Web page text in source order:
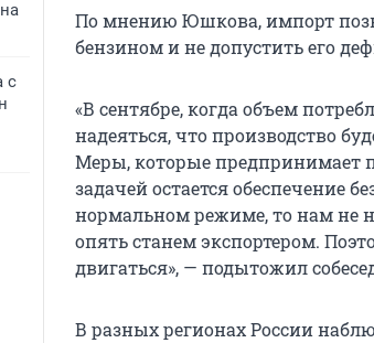
с
По мнению Юшкова, импорт
бензином и не допустить его
«В сентябре, когда объем
надеяться, что производство
Меры, которые предпринимает
задачей остается обеспечение
нормальном режиме, то нам не
опять станем экспортером.
двигаться», — подытожил
В разных регионах России